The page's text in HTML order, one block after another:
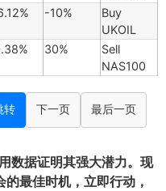
-10%
Buy
UKOIL
30%
Sell
NAS100
转 下一页 最后一页
数据证明其强大潜力。现
最佳时机，立即行动，